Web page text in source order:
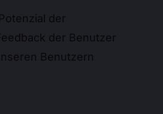
der
der Benutzer
Benutzern